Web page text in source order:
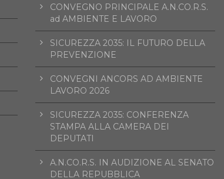
CONVEGNO PRINCIPALE A.N.CO.R.S.
ad AMBIENTE E LAVORO
SICUREZZA 2035: IL FUTURO DELLA
PREVENZIONE
CONVEGNI ANCORS AD AMBIENTE
LAVORO 2026
SICUREZZA 2035: CONFERENZA
STAMPA ALLA CAMERA DEI
DEPUTATI
A.N.CO.R.S. IN AUDIZIONE AL SENATO
DELLA REPUBBLICA